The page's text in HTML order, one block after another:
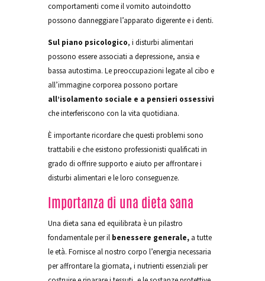
comportamenti come il vomito autoindotto
possono danneggiare l’apparato digerente e i denti.
Sul piano psicologico, i disturbi alimentari
possono essere associati a depressione, ansia e
bassa autostima. Le preoccupazioni legate al cibo e
all’immagine corporea possono portare
all’isolamento sociale e a pensieri ossessivi
che interferiscono con la vita quotidiana.
È importante ricordare che questi problemi sono
trattabili e che esistono professionisti qualificati in
grado di offrire supporto e aiuto per affrontare i
disturbi alimentari e le loro conseguenze.
Importanza di una dieta sana
Una dieta sana ed equilibrata è un pilastro
fondamentale per il benessere generale,a tutte
le età. Fornisce al nostro corpo l’energia necessaria
per affrontare la giornata, i nutrienti essenziali per